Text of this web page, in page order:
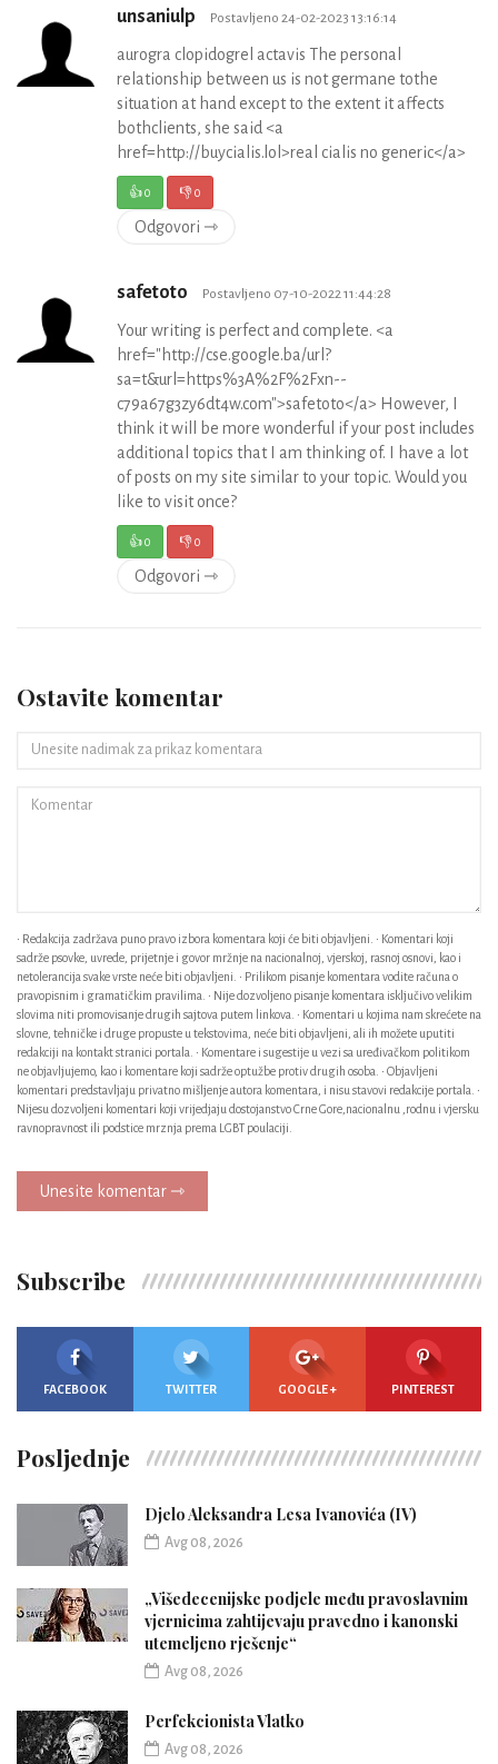
unsaniulp Postavljeno 24-02-2023 13:16:14
aurogra clopidogrel actavis The personal
relationship between us is not germane tothe
situation at hand except to the extent it affects
bothclients, she said <a
href=http://buycialis.lol>real cialis no generic</a>
👍0 👎0
Odgovori ⇾
safetoto Postavljeno 07-10-2022 11:44:28
Your writing is perfect and complete. <a
href="http://cse.google.ba/url?
sa=t&url=https%3A%2F%2Fxn--
c79a67g3zy6dt4w.com">safetoto</a> However, I
think it will be more wonderful if your post includes
additional topics that I am thinking of. I have a lot
of posts on my site similar to your topic. Would you
like to visit once?
👍0 👎0
Odgovori ⇾
Ostavite komentar
• Redakcija zadržava puno pravo izbora komentara koji će biti objavljeni. • Komentari koji
sadrže psovke, uvrede, prijetnje i govor mržnje na nacionalnoj, vjerskoj, rasnoj osnovi, kao i
netolerancija svake vrste neće biti objavljeni. • Prilikom pisanje komentara vodite računa o
pravopisnim i gramatičkim pravilima. • Nije dozvoljeno pisanje komentara isključivo velikim
slovima niti promovisanje drugih sajtova putem linkova. • Komentari u kojima nam skrećete na
slovne, tehničke i druge propuste u tekstovima, neće biti objavljeni, ali ih možete uputiti
redakciji na kontakt stranici portala. • Komentare i sugestije u vezi sa uređivačkom politikom
ne objavljujemo, kao i komentare koji sadrže optužbe protiv drugih osoba. • Objavljeni
komentari predstavljaju privatno mišljenje autora komentara, i nisu stavovi redakcije portala. •
Nijesu dozvoljeni komentari koji vrijedjaju dostojanstvo Crne Gore,nacionalnu ,rodnu i vjersku
ravnopravnost ili podstice mrznja prema LGBT poulaciji.
Unesite komentar ⇾
Subscribe
FACEBOOK TWITTER GOOGLE + PINTEREST
Posljednje
Djelo Aleksandra Lesa Ivanovića (IV)
Avg 08, 2026
„Višedecenijske podjele među pravoslavnim
vjernicima zahtijevaju pravedno i kanonski
utemeljeno rješenje“
Avg 08, 2026
Perfekcionista Vlatko
Avg 08, 2026